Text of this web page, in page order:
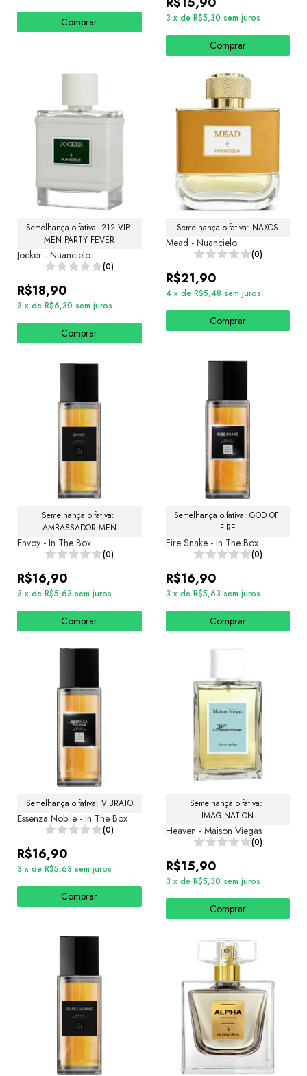
Comprar 3 x de R$5,30 sem juros
Comprar
Semelhança olfativa: 212 VIP
MEN PARTY FEVER
Jocker - Nuancielo
(0)
R$18,90
3 x de R$6,30 sem juros
Comprar
Semelhança olfativa: NAXOS
Mead - Nuancielo
(0)
R$21,90
4 x de R$5,48 sem juros
Comprar
Semelhança olfativa:
AMBASSADOR MEN
Envoy - In The Box
(0)
R$16,90
3 x de R$5,63 sem juros
Comprar
Semelhança olfativa: GOD OF
FIRE
Fire Snake - In The Box
(0)
R$16,90
3 x de R$5,63 sem juros
Comprar
Semelhança olfativa: VIBRATO
Essenza Nobile - In The Box
(0)
R$16,90
3 x de R$5,63 sem juros
Comprar
Semelhança olfativa:
IMAGINATION
Heaven - Maison Viegas
(0)
R$15,90
3 x de R$5,30 sem juros
Comprar